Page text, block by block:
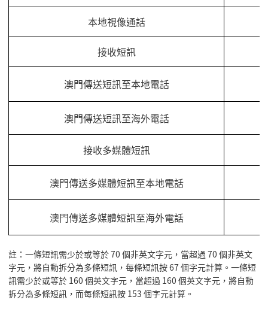
本地視像通話
接收短訊
澳門傳送短訊至本地電話
澳門傳送短訊至海外電話
接收多媒體短訊
澳門傳送多媒體短訊至本地電話
澳門傳送多媒體短訊至海外電話
註： 一條短訊需少於或等於 70 個非英文字元，當超過 70 個非英文
字元，將自動拆分為多條短訊，每條短訊按 67 個字元計算。一條短
訊需少於或等於 160 個英文字元，當超過 160 個英文字元，將自動
拆分為多條短訊，而每條短訊按 153 個字元計算。